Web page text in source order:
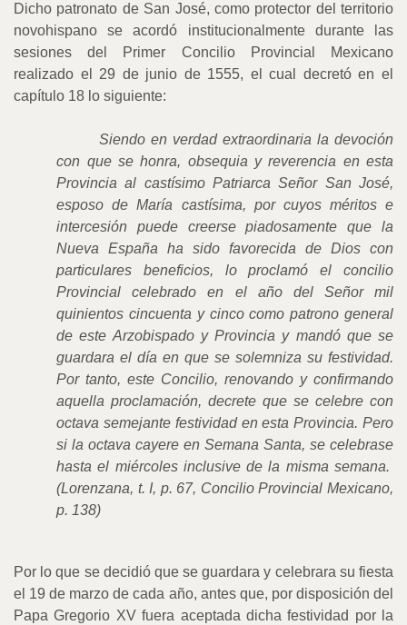
Dicho patronato de San José, como protector del territorio
novohispano se acordó institucionalmente durante las
sesiones del Primer Concilio Provincial Mexicano
realizado el 29 de junio de 1555, el cual decretó en el
capítulo 18 lo siguiente:
Siendo en verdad extraordinaria la devoción
con que se honra, obsequia y reverencia en esta
Provincia al castísimo Patriarca Señor San José,
esposo de María castísima, por cuyos méritos e
intercesión puede creerse piadosamente que la
Nueva España ha sido favorecida de Dios con
particulares beneficios, lo proclamó el concilio
Provincial celebrado en el año del Señor mil
quinientos cincuenta y cinco como patrono general
de este Arzobispado y Provincia y mandó que se
guardara el día en que se solemniza su festividad.
Por tanto, este Concilio, renovando y confirmando
aquella proclamación, decrete que se celebre con
octava semejante festividad en esta Provincia. Pero
si la octava cayere en Semana Santa, se celebrase
hasta el miércoles inclusive de la misma semana.
(Lorenzana, t. I, p. 67, Concilio Provincial Mexicano,
p. 138)
Por lo que se decidió que se guardara y celebrara su fiesta
el 19 de marzo de cada año, antes que, por disposición del
Papa Gregorio XV fuera aceptada dicha festividad por la